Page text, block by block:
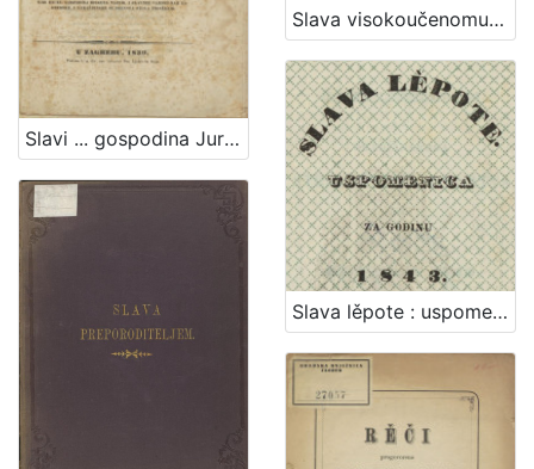
Slavi ... gospodina Jurja Haulika, ... prigodom dana godovnoga / pěva Pavao Stoós, ...
Slava visokoučenomu i mnogo počitanomu gospodinu Ljudevitu Gaju
Slava lěpote : uspomenica za godinu 1843. : [domorodkinjam od Gradjanskoga strělačkoga družtva na svom balu 23. veljače 1843 obdaržanom posvetjena]